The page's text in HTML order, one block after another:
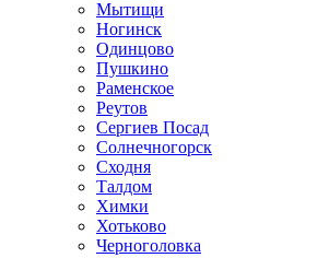
Мытищи
Ногинск
Одинцово
Пушкино
Раменское
Реутов
Сергиев Посад
Солнечногорск
Сходня
Талдом
Химки
Хотьково
Черноголовка